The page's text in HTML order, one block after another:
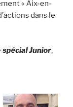
« Aix-en-
dans le
spécial Junior,